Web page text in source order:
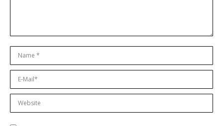
Name *
E-Mail *
Website